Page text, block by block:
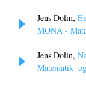
Jens Dolin,
MONA -
Jens Dolin,
Matematik-